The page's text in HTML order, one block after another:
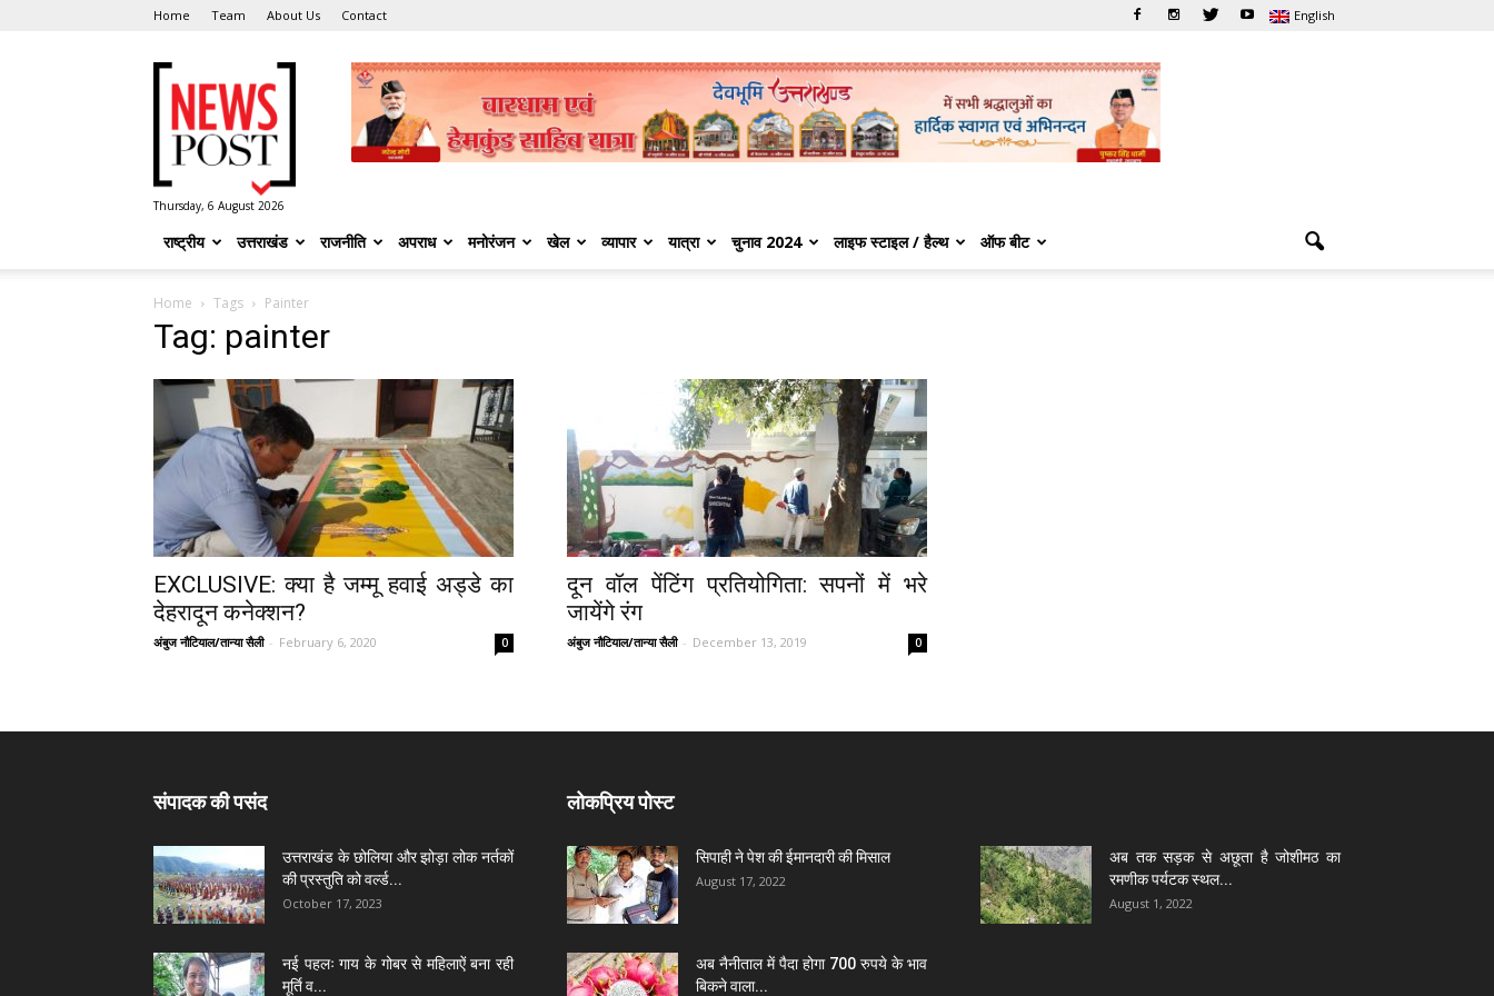
Home Team About Us Contact English
Post
Thursday, 6 August 2026
राष्ट्रीय उत्तराखंड राजनीति अपराध मनोरंजन खेल व्यापार यात्रा चुनाव 2024 लाइफ स्टाइल / हैल्थ ऑफ बीट
Home Tags Painter
Tag: painter
EXCLUSIVE: क्या है जम्मू हवाई अड्डे का
देहरादून कनेक्शन?
अंबुज नौटियाल/तान्या सैली - February 6, 2020 0
दून वॉल पेंटिंग प्रतियोगिता: सपनों में भरे
जायेंगे रंग
अंबुज नौटियाल/तान्या सैली - December 13, 2019 0
संपादक की पसंद
उत्तराखंड के छोलिया और झोड़ा लोक नर्तकों
की प्रस्तुति को वर्ल्ड...
October 17, 2023
नई पहलः गाय के गोबर से महिलाऐं बना रही
मूर्ति व...
लोकप्रिय पोस्ट
सिपाही ने पेश की ईमानदारी की मिसाल
August 17, 2022
अब तक सड़क से अछूता है जोशीमठ का
रमणीक पर्यटक स्थल...
August 1, 2022
अब नैनीताल में पैदा होगा 700 रुपये के भाव
बिकने वाला...